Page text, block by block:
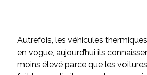
Autrefois, les véhicules
en vogue, aujourd’hui ils
moins élevé parce que les